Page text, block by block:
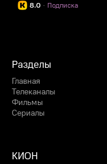
8.0 Подписка
·
Разделы
Главная
Телеканалы
Фильмы
Сериалы
КИОН